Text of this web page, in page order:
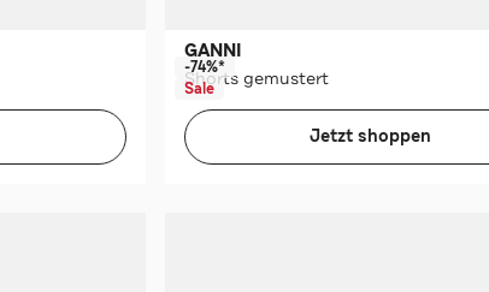
GANNI
Shorts gemustert
-74%*
Sale
Jetzt shoppen